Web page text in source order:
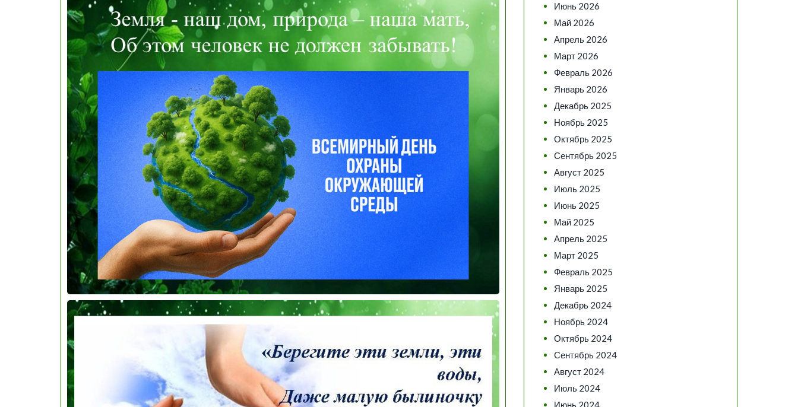
Июнь 2026
Май 2026
Апрель 2026
Март 2026
Февраль 2026
Январь 2026
Декабрь 2025
Ноябрь 2025
Октябрь 2025
Сентябрь 2025
Август 2025
Июль 2025
Июнь 2025
Май 2025
Апрель 2025
Март 2025
Февраль 2025
Январь 2025
Декабрь 2024
Ноябрь 2024
Октябрь 2024
Сентябрь 2024
Август 2024
Июль 2024
Июнь 2024